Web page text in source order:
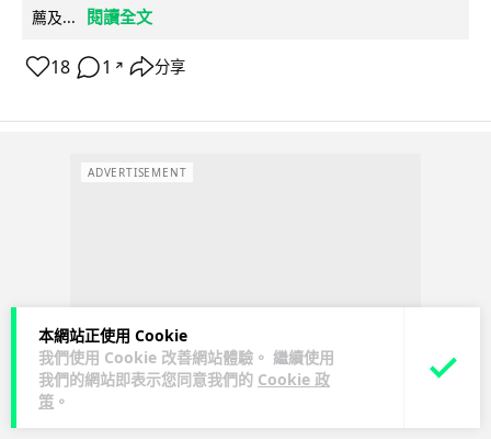
本網站正使用 Cookie
我們使用 Cookie 改善網站體驗。 繼續使用
我們的網站即表示您同意我們的 Cookie 政
策 。
薦及...
閱讀全文
18 1 ↗ 分享
ADVERTISEMENT